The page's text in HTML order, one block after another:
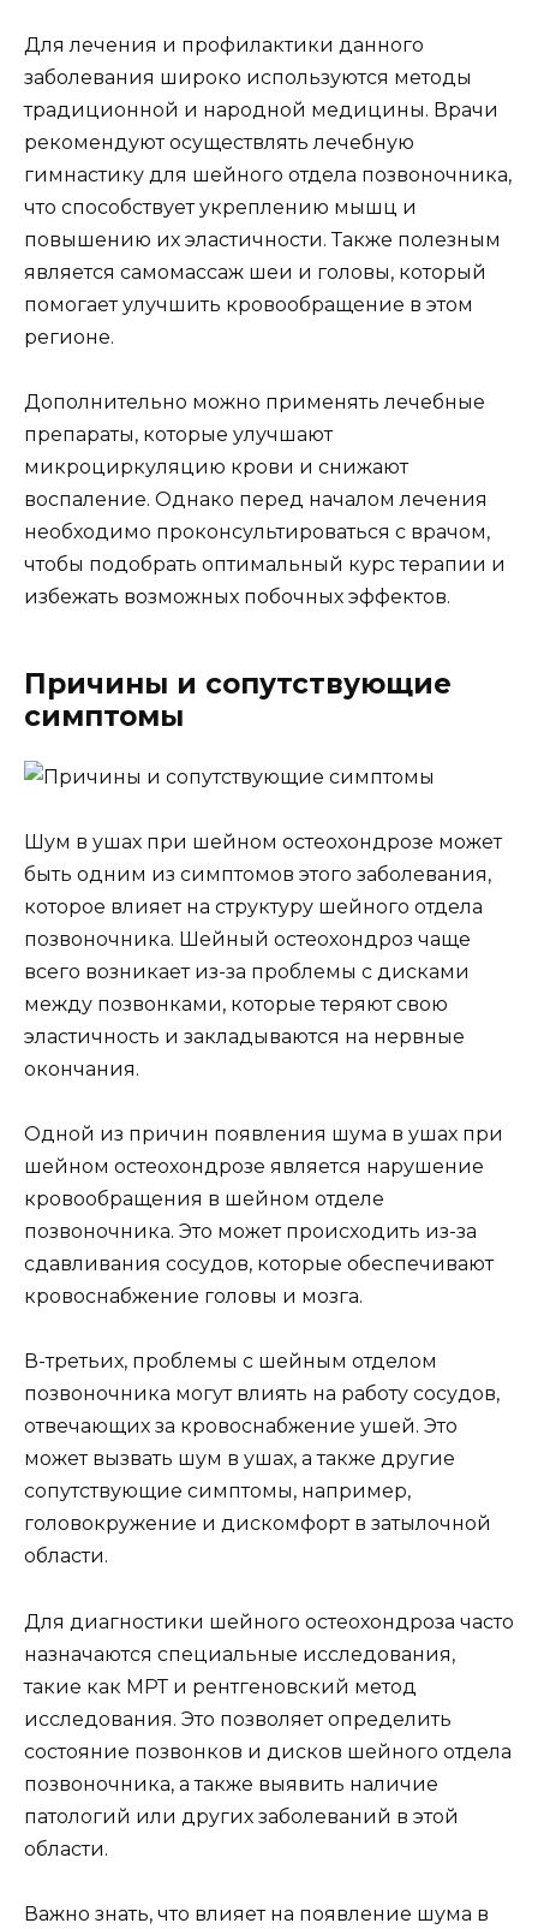
Для лечения и профилактики данного
заболевания широко используются методы
традиционной и народной медицины. Врачи
рекомендуют осуществлять лечебную
гимнастику для шейного отдела позвоночника,
что способствует укреплению мышц и
повышению их эластичности. Также полезным
является самомассаж шеи и головы, который
помогает улучшить кровообращение в этом
регионе.
Дополнительно можно применять лечебные
препараты, которые улучшают
микроциркуляцию крови и снижают
воспаление. Однако перед началом лечения
необходимо проконсультироваться с врачом,
чтобы подобрать оптимальный курс терапии и
избежать возможных побочных эффектов.
Причины и сопутствующие
симптомы
Шум в ушах при шейном остеохондрозе может
быть одним из симптомов этого заболевания,
которое влияет на структуру шейного отдела
позвоночника. Шейный остеохондроз чаще
всего возникает из-за проблемы с дисками
между позвонками, которые теряют свою
эластичность и закладываются на нервные
окончания.
Одной из причин появления шума в ушах при
шейном остеохондрозе является нарушение
кровообращения в шейном отделе
позвоночника. Это может происходить из-за
сдавливания сосудов, которые обеспечивают
кровоснабжение головы и мозга.
В-третьих, проблемы с шейным отделом
позвоночника могут влиять на работу сосудов,
отвечающих за кровоснабжение ушей. Это
может вызвать шум в ушах, а также другие
сопутствующие симптомы, например,
головокружение и дискомфорт в затылочной
области.
Для диагностики шейного остеохондроза часто
назначаются специальные исследования,
такие как МРТ и рентгеновский метод
исследования. Это позволяет определить
состояние позвонков и дисков шейного отдела
позвоночника, а также выявить наличие
патологий или других заболеваний в этой
области.
Важно знать, что влияет на появление шума в